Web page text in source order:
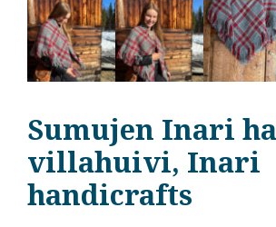
Sumujen Inari
villahuivi, Inari
handicrafts